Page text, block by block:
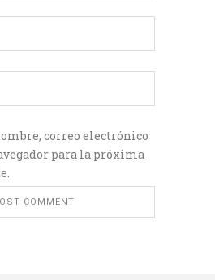
correo electrónico
para la próxima